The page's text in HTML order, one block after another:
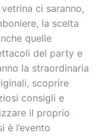
ci saranno,
la scelta
quelle
del party e
la straordinaria
scoprire
consigli e
il proprio
è l’evento